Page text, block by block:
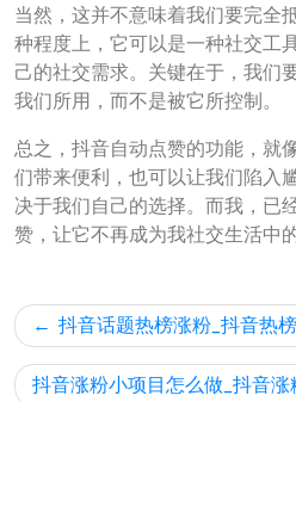
当然，这并不意味着我们要完全
种程度上，它可以是一种社交工
己的社交需求。关键在于，我们
我们所用，而不是被它所控制。
总之，抖音自动点赞的功能，就
们带来便利，也可以让我们陷入
决于我们自己的选择。而我，已
赞，让它不再成为我社交生活中的
文
章
导
抖音话题热榜涨粉_抖音热
抖音涨粉小项目怎么做_抖音涨